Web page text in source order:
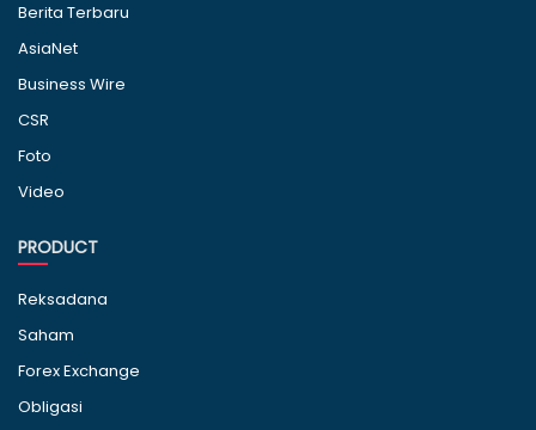
Berita Terbaru
AsiaNet
Business Wire
CSR
Foto
Video
PRODUCT
Reksadana
Saham
Forex Exchange
Obligasi